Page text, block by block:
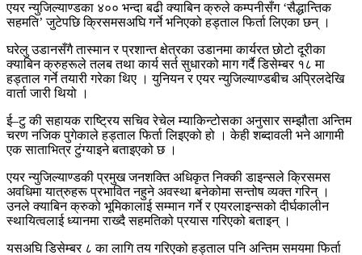
एयर न्युजिल्याण्डका ४०० भन्दा बढी क्याबिन क्रुले कम्पनीसँग ‘सैद्धान्तिक
सहमति’ जुटेपछि क्रिसमसअघि गर्ने भनिएको हड्ताल फिर्ता लिएका छन् ।
घरेलु उडानसँगै तास्मान र प्रशान्त क्षेत्रका उडानमा कार्यरत छोटो दूरीका
क्याबिन क्रुहरूले तलब तथा कार्य सर्त सुधारको माग गर्दै डिसेम्बर १८ मा
हड्ताल गर्ने तयारी गरेका थिए । युनियन र एयर न्युजिल्याण्डबीच अप्रिलदेखि
वार्ता जारी थियो ।
ई–टु की सहायक राष्ट्रिय सचिव रेचेल म्याकिन्टोसका अनुसार सम्झौता अन्तिम
चरण नजिक पुगेकाले हड्ताल फिर्ता लिइएको हो । केही शब्दावली भने आगामी
एक साताभित्र टुंग्याइने बताइएको छ ।
एयर न्युजिल्याण्डकी प्रमुख जनशक्ति अधिकृत निक्की डाइन्सले क्रिसमस
अवधिमा यात्रुहरू प्रभावित नहुने अवस्था बनेकोमा सन्तोष व्यक्त गरिन् ।
उनले क्याबिन क्रुको भूमिकालाई सम्मान गर्ने र एयरलाइन्सको दीर्घकालीन
स्थायित्वलाई ध्यानमा राख्दै सहमतिको प्रयास गरिएको बताइन् ।
यसअघि डिसेम्बर ८ का लागि तय गरिएको हड्ताल पनि अन्तिम समयमा फिर्ता